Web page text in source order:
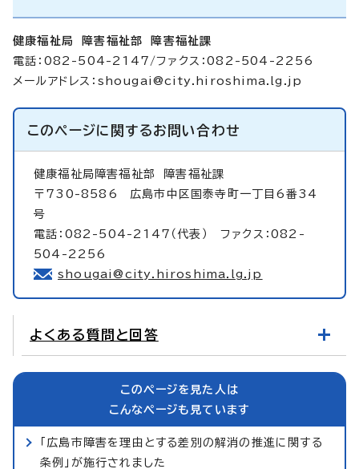
健康福祉局 障害福祉部 障害福祉課
電話：082-504-2147/ファクス：082-504-2256
メールアドレス： shougai@city.hiroshima.lg.jp
このページに関するお問い合わせ
健康福祉局障害福祉部
障害福祉課
〒730-8586 広島市中区国泰寺町一丁目6番34
号
電話：082-504-2147（代表） ファクス：082-
504-2256
shougai@city.hiroshima.lg.jp
よくある質問と回答
このページを見た人は
こんなページも見ています
「広島市障害を理由とする差別の解消の推進に関する
条例」が施行されました